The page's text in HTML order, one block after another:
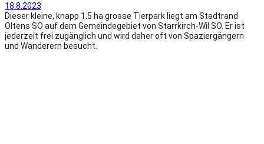
18.8.2023
Dieser kleine, knapp 1,5 ha grosse Tierpark liegt am Stadtrand
Oltens SO auf dem Gemeindegebiet von Starrkirch-Wil SO. Er ist
jederzeit frei zugänglich und wird daher oft von Spaziergängern
und Wanderern besucht.